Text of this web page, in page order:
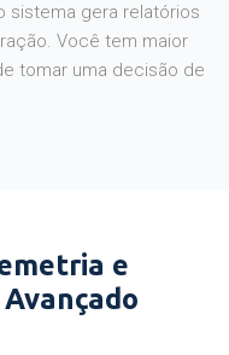
sistema gera relatórios
Você tem maior
tomar uma decisão de
e